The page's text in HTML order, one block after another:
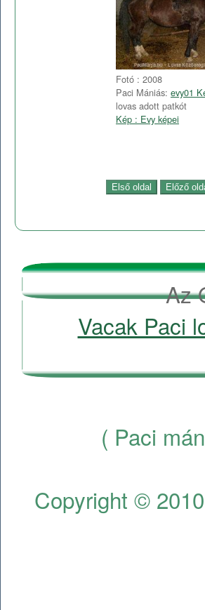
Fotó : 2008
Paci Mániás: evy01
lovas adott patkót
Kép : Evy képei
Az
Vacak Paci
( Paci
Copyright © 2010